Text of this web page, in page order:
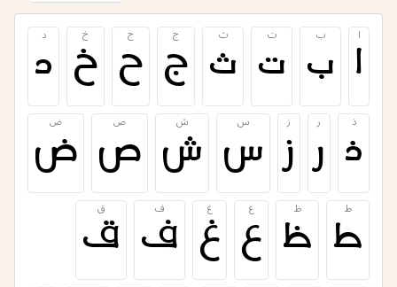
ا
ا
ب
ب
ت
ت
ث
ث
ج
ج
ح
ح
خ
خ
د
د
ذ
ذ
ر
ر
ز
ز
س
س
ش
ش
ص
ص
ض
ض
ط
ط
ظ
ظ
ع
ع
غ
غ
ف
ف
ق
ق